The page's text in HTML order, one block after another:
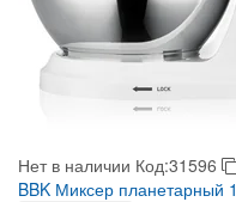
Нет в наличии Код:31596
BBK Миксер планетарный